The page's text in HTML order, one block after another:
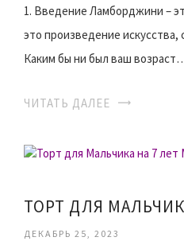
1. Введение Ламборджини –
это произведение
Каким бы ни был ваш
ЧИТАТЬ ДАЛЕЕ
ДЕКАБРЬ 25, 2023